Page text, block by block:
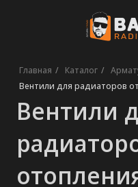
Главная / Каталог /
Вентили для радиаторов
Вентили для
радиаторов
отопления